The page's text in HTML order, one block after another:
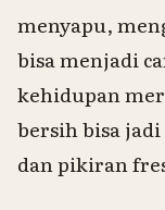
menyapu,
bisa menjadi
kehidupan
bersih bisa
dan pikiran